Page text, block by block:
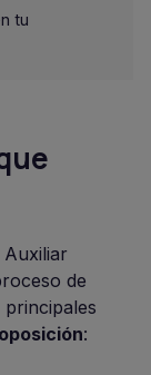
tu
de
: